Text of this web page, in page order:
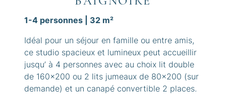
1-4 personnes | 32 m²
Idéal pour un séjour en famille ou entre amis,
ce studio spacieux et lumineux peut accueillir
jusqu’ à 4 personnes avec au choix lit double
de 160x200 ou 2 lits jumeaux de 80x200 (sur
demande) et un canapé convertible 2 places.